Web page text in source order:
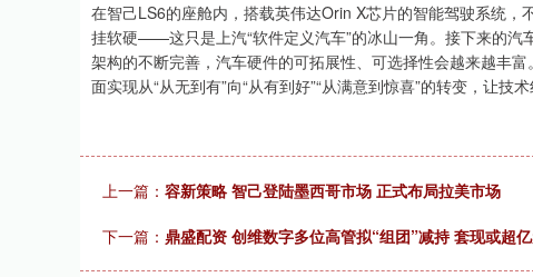
在智己LS6的座舱内，搭载英伟达Orin X芯片的智能驾驶系统
挂软硬——这只是上汽“软件定义汽车”的冰山一角。接下来的
架构的不断完善，汽车硬件的可拓展性、可选择性会越来越丰
面实现从“从无到有”向“从有到好”“从满意到惊喜”的转变，让技
上一篇： 容新策略 智己登陆墨西哥市场 正式布局拉美市场
下一篇： 鼎盛配资 创维数字多位高管拟“组团”减持 套现或超